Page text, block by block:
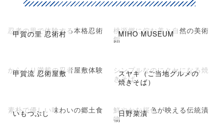
甲賀の里 忍術村
忍者の里で体験する本格忍術 MIHO MUSEUM
桃源郷に佇む美と自然の美術
館
甲賀流 忍術屋敷
からくり満載の忍者屋敷体験
スヤキ（ご当地グルメの
焼きそば）
シンプルなのにクセになる焼
きそば
いもつぶし
素朴で優しい味わいの郷土食 日野菜漬
鮮やかな桜色が映える伝統漬
物